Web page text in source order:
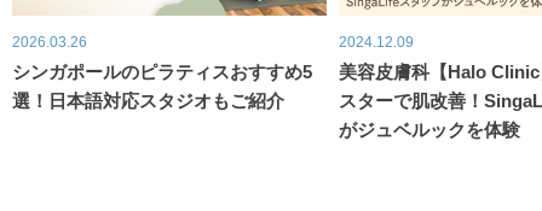
2026.03.26
シンガポールのピラティスおすすめ5
選！日本語対応スタジオもご紹介
2024.12.09
美容皮膚科【Halo
スターで肌改善！
がジュベルックを体験